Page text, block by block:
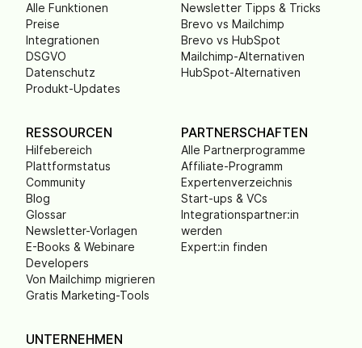
Alle Funktionen
Preise
Integrationen
DSGVO
Datenschutz
Produkt-Updates
Newsletter Tipps & Tricks
Brevo vs Mailchimp
Brevo vs HubSpot
Mailchimp-Alternativen
HubSpot-Alternativen
RESSOURCEN
Hilfebereich
Plattformstatus
Community
Blog
Glossar
Newsletter-Vorlagen
E-Books & Webinare
Developers
Von Mailchimp migrieren
Gratis Marketing-Tools
PARTNERSCHAFTEN
Alle Partnerprogramme
Affiliate-Programm
Expertenverzeichnis
Start-ups & VCs
Integrationspartner:in
werden
Expert:in finden
UNTERNEHMEN